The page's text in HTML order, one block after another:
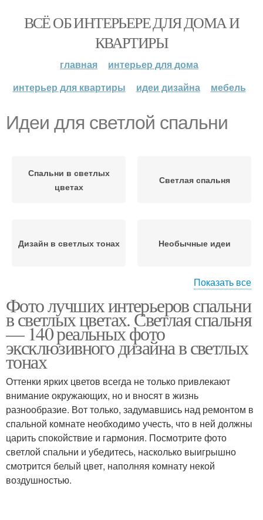
ВСЁ ОБ ИНТЕРЬЕРЕ ДЛЯ ДОМА И
КВАРТИРЫ
главная
интерьер для дома
интерьер для квартиры
идеи дизайна мебель
Идеи для светлой спальни
Спальни в светлых
цветах
Светлая спальня
Дизайн в светлых тонах Необычные идеи
тонах
отделкой
классическом стиле
Стиль в светлой
спальне
Спальня в современном
стиле
Показать все
Фото лучших интерьеров спальни
в светлых цветах. Светлая спальня
— 140 реальных фото
эксклюзивного дизайна в светлых
тонах
Оттенки ярких цветов всегда не только привлекают
внимание окружающих, но и вносят в жизнь
разнообразие. Вот только, задумавшись над ремонтом в
спальной комнате необходимо учесть, что в ней должны
царить спокойствие и гармония. Посмотрите фото
светлой спальни и убедитесь, насколько выигрышно
смотрится белый цвет, наполняя комнату некой
воздушностью.